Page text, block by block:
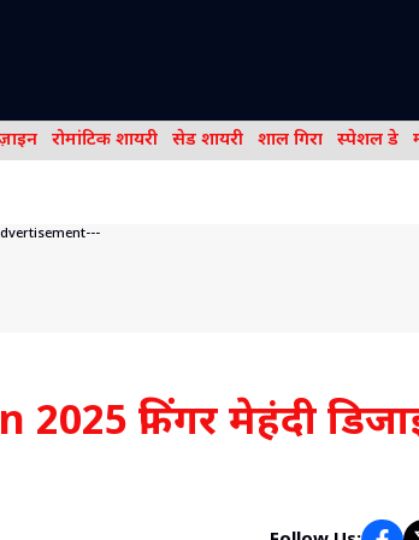
रोमांटिक शायरी सेड शायरी शाल गिरा स्पेशल डे
फिंगर मेहंदी